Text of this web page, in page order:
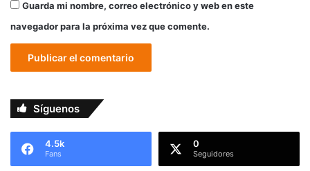
Guarda mi nombre, correo electrónico y web en este
navegador para la próxima vez que comente.
Síguenos
4.5k
Fans
0
Seguidores